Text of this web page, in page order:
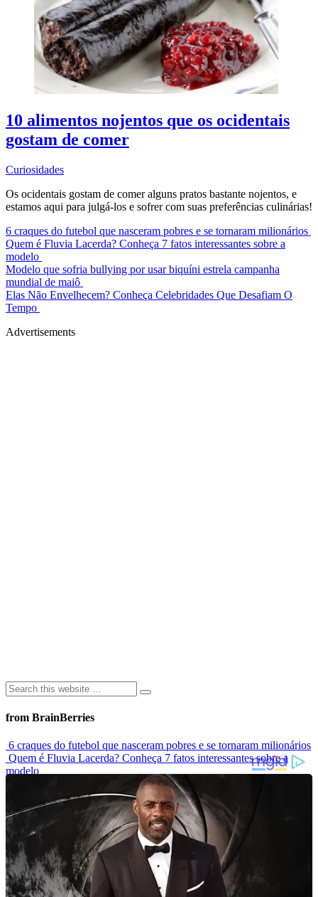
10 alimentos nojentos que os ocidentais
gostam de comer
Curiosidades
Os ocidentais gostam de comer alguns pratos bastante nojentos, e
estamos aqui para julgá-los e sofrer com suas preferências culinárias!
6 craques do futebol que nasceram pobres e se tornaram milionários
Quem é Fluvia Lacerda? Conheça 7 fatos interessantes sobre a
modelo
Modelo que sofria bullying por usar biquíni estrela campanha
mundial de maiô
Elas Não Envelhecem? Conheça Celebridades Que Desafiam O
Tempo
Advertisements
from BrainBerries
6 craques do futebol que nasceram pobres e se tornaram milionários
Quem é Fluvia Lacerda? Conheça 7 fatos interessantes sobre a
modelo
Modelo que sofria bullying por usar biquíni estrela campanha
mundial de maiô
Elas Não Envelhecem? Conheça Celebridades Que Desafiam O
Tempo
Conheça as 7 criaturas mais estranhas dos oceanos
Advertisements